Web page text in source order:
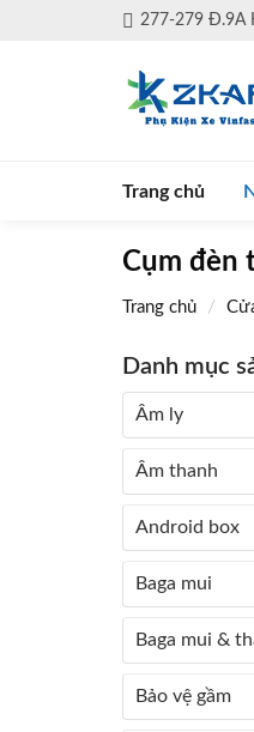
277-279 Đ.9A
Trang chủ
Cụm đèn
Trang chủ /
Danh mục
Âm ly
Âm thanh
Android box
Baga mui
Baga mui &
Bảo vệ gầm